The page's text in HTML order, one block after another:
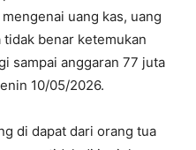
uang kas, uang
benar ketemukan
sampai anggaran 77 juta
10/05/2026.
di dapat dari orang tua